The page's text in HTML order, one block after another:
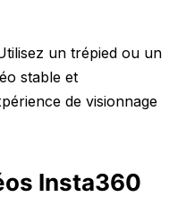
un trépied ou un
stable et
de visionnage
Insta360